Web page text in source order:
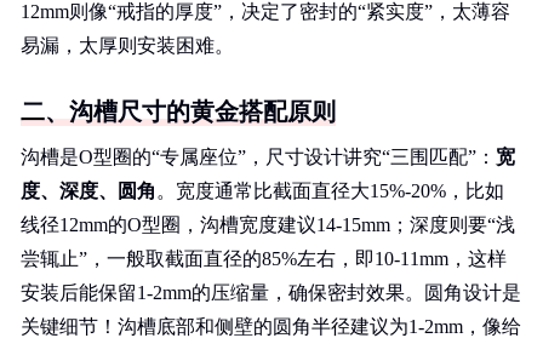
12mm则像“戒指的厚度”，决定了密封的“紧实度”，太薄容
易漏，太厚则安装困难。
二、沟槽尺寸的黄金搭配原则
沟槽是O型圈的“专属座位”，尺寸设计讲究“三围匹配”： 宽
度、深度、圆角 。宽度通常比截面直径大15%-20%，比如
线径12mm的O型圈，沟槽宽度建议14-15mm；深度则要“浅
尝辄止”，一般取截面直径的85%左右，即10-11mm，这样
安装后能保留1-2mm的压缩量，确保密封效果。圆角设计是
关键细节！沟槽底部和侧壁的圆角半径建议为1-2mm，像给